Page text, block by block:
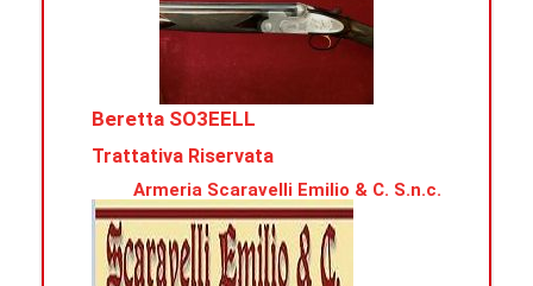
Beretta SO3EELL
Trattativa Riservata
Armeria Scaravelli Emilio & C. S.n.c.